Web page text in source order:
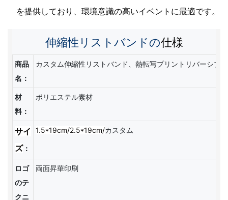
を提供しており、環境意識の高いイベントに最適です。
伸縮性リストバンドの仕様
商品
名：
カスタム伸縮性リストバンド、熱転写プリントリバーシブ
材
料：
ポリエステル素材
サイ
ズ：
1.5*19cm/2.5*19cm/カスタム
ロゴ
のテ
クニ
両面昇華印刷